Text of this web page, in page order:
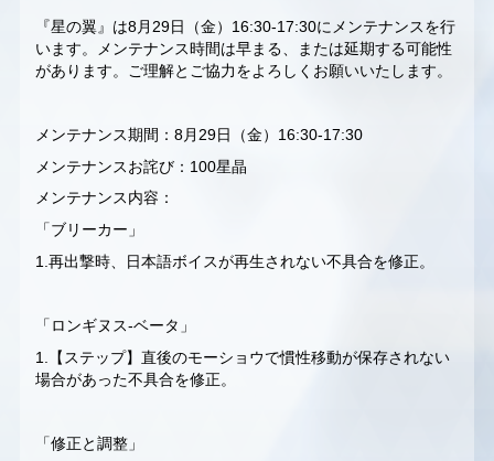
『星の翼』は8月29日（金）16:30-17:30にメンテナンスを行
います。メンテナンス時間は早まる、または延期する可能性
があります。ご理解とご協力をよろしくお願いいたします。
メンテナンス期間：8月29日（金）16:30-17:30
メンテナンスお詫び：100星晶
メンテナンス内容：
「ブリーカー」
1.再出撃時、日本語ボイスが再生されない不具合を修正。
「ロンギヌス‐ベータ」
1.【ステップ】直後のモーショウで慣性移動が保存されない
場合があった不具合を修正。
「修正と調整」